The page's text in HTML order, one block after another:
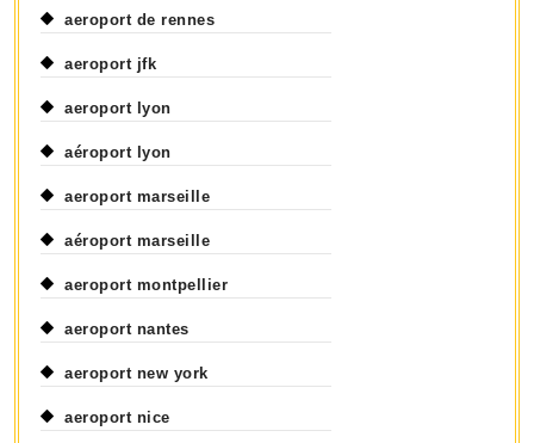
aeroport de rennes
aeroport jfk
aeroport lyon
aéroport lyon
aeroport marseille
aéroport marseille
aeroport montpellier
aeroport nantes
aeroport new york
aeroport nice